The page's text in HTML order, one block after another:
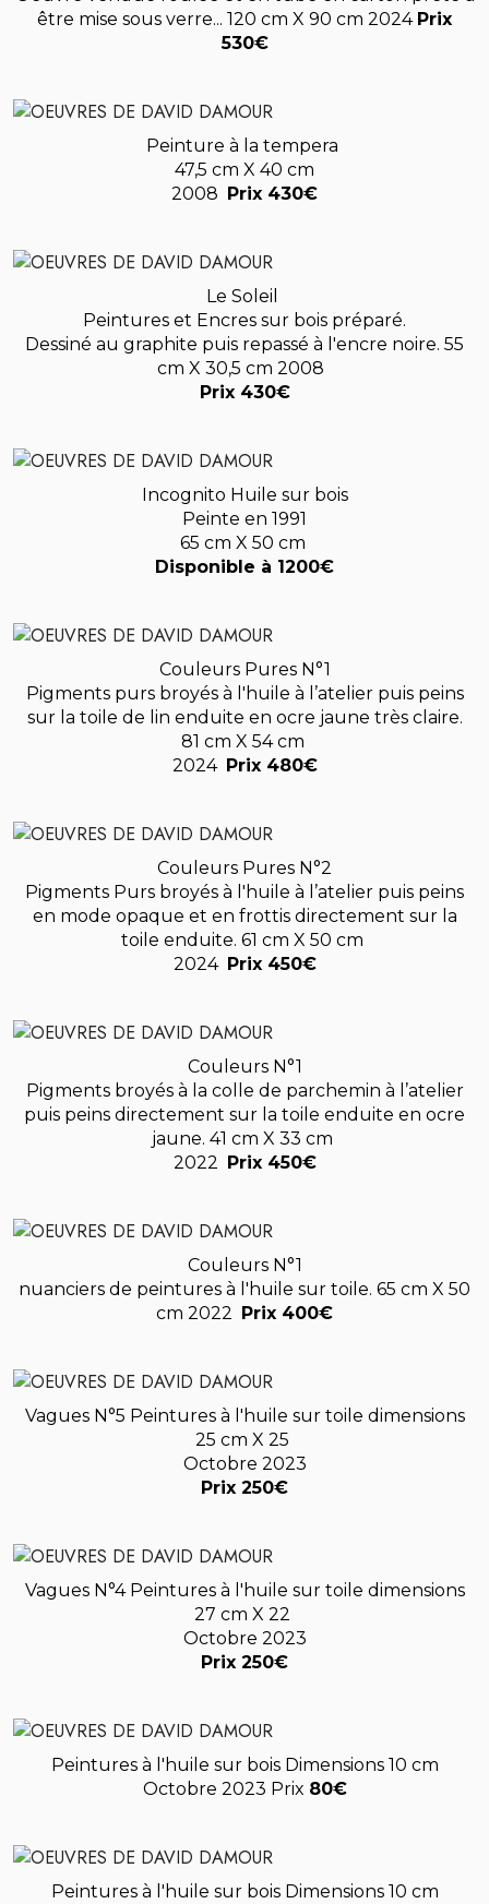
être mise sous verre... 120 cm X 90 cm 2024 Prix
530€
Peinture à la tempera
47,5 cm X 40 cm
2008
Prix 430€
Le Soleil
Peintures et Encres sur bois préparé.
Dessiné au graphite puis repassé à l'encre noire. 55
cm X 30,5 cm 2008
Prix 430€
Incognito Huile sur bois
Peinte en 1991
65 cm X 50 cm
Disponible à 1200€
Couleurs Pures N°1
Pigments purs broyés à l'huile à l’atelier puis peins
sur la toile de lin enduite en ocre jaune très claire.
81 cm X 54 cm
2024 Prix 480€
Couleurs Pures N°2
Pigments Purs broyés à l'huile à l’atelier puis peins
en mode opaque et en frottis directement sur la
toile enduite. 61 cm X 50 cm
2024 Prix 450€
Couleurs N°1
Pigments broyés à la colle de parchemin à l’atelier
puis peins directement sur la toile enduite en ocre
jaune. 41 cm X 33 cm
2022
Prix 450€
Couleurs N°1
nuanciers de peintures à l'huile sur toile. 65 cm X 50
cm 2022
Prix 400€
Vagues N°5 Peintures à l'huile sur toile dimensions
25 cm X 25
Octobre 2023
Prix 250€
Vagues N°4 Peintures à l'huile sur toile dimensions
27 cm X 22
Octobre 2023
Prix 250€
Peintures à l'huile sur bois Dimensions 10 cm
Octobre 2023 Prix 80€
Peintures à l'huile sur bois Dimensions 10 cm